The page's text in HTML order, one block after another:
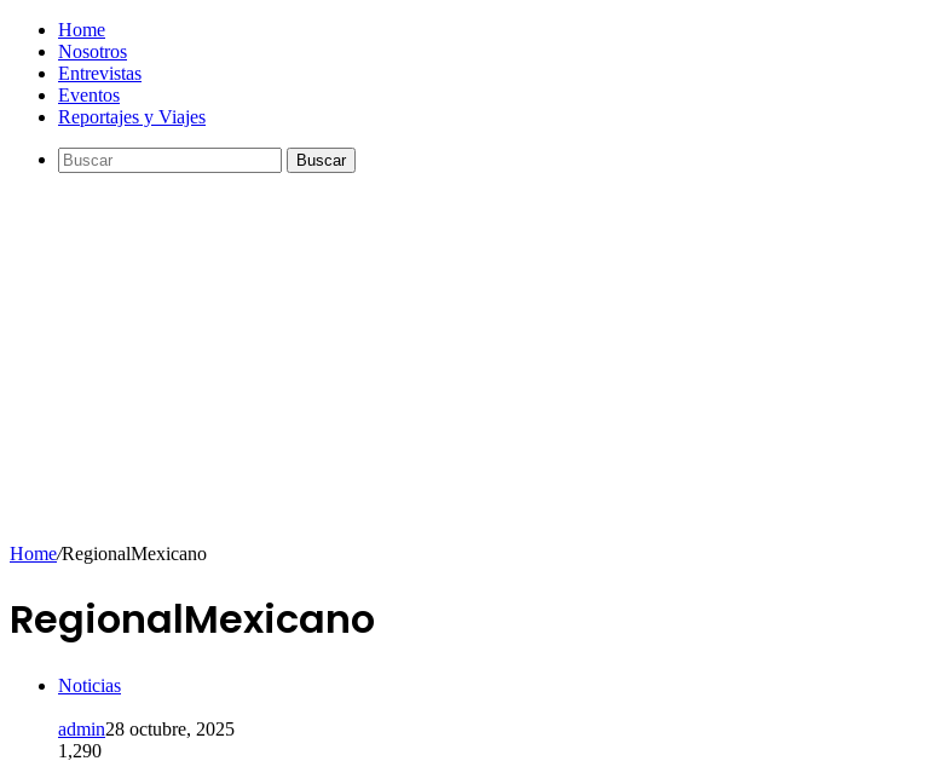
Home
Nosotros
Entrevistas
Eventos
Reportajes y Viajes
Buscar
Home/RegionalMexicano
RegionalMexicano
Noticias
admin28 octubre, 2025
1,290